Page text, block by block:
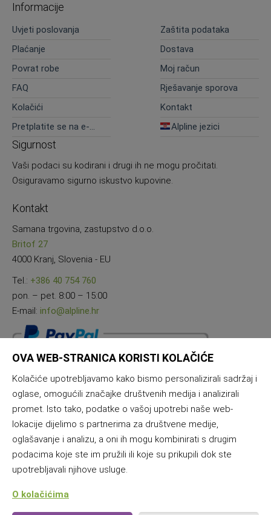
Informacije
Uvjeti poslovanja
Zaštita podataka
Plaćanje
Dostava
Povrat robe
Moj račun
FAQ
Rješavanje sporova
Kolačići
Kontakt
Pretplatite se na e-
Alpline jezici
Sigurnost
Vaši podaci su kodirani i drugi ih ne mogu pročitati.
Osiguravamo sigurno iskustvo kupovine.
Kontakt
Samana trgovina, zastupstvo d.o.o.
Britof 27
4000 Kranj, Slovenia - EU
Tel.: +386 40 754 760
pon. – pet. 8:00 – 15:00
E-mail: info@alpline.hr
OVA WEB-STRANICA KORISTI KOLAČIĆE
Kolačiće upotrebljavamo kako bismo personalizirali sadržaj i
oglase, omogućili značajke društvenih medija i analizirali
promet. Isto tako, podatke o vašoj upotrebi naše web-
lokacije dijelimo s partnerima za društvene medije,
oglašavanje i analizu, a oni ih mogu kombinirati s drugim
podacima koje ste im pružili ili koje su prikupili dok ste
upotrebljavali njihove usluge.
O kolačićima